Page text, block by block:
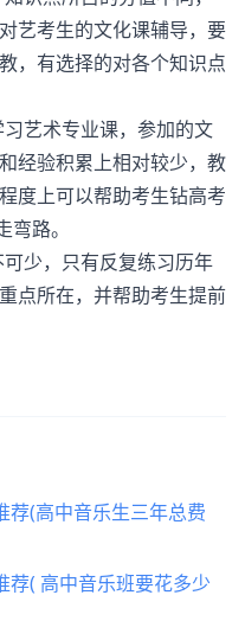
艺考生的文化课辅导，要
，有选择的对各个知识点
艺术专业课，参加的文
经验积累上相对较少，教
度上可以帮助考生钻高考
路。
少，只有反复练习历年
点所在，并帮助考生提前
荐(高中音乐生三年总费
荐( 高中音乐班要花多少